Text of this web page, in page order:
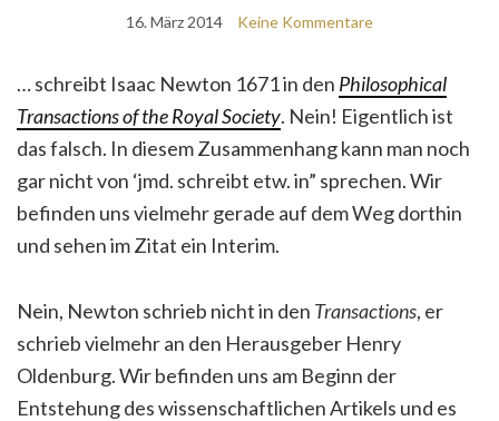
16. März 2014 Keine Kommentare
… schreibt Isaac Newton 1671 in den Philosophical
Transactions of the Royal Society. Nein! Eigentlich ist
das falsch. In diesem Zusammenhang kann man noch
gar nicht von ‘jmd. schreibt etw.in” sprechen. Wir
befinden uns vielmehr gerade auf dem Weg dorthin
und sehen im Zitat ein Interim.
Nein, Newton schrieb nichtin den Transactions, er
schrieb vielmehran den Herausgeber Henry
Oldenburg. Wir befinden uns am Beginn der
Entstehung des wissenschaftlichen Artikels und es